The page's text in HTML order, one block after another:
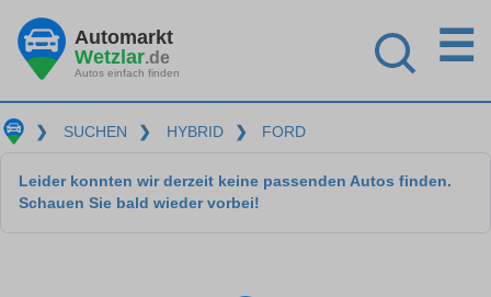
Automarkt
Wetzlar.de
Autos einfach finden
☰
❯ SUCHEN ❯ HYBRID ❯ FORD
Leider konnten wir derzeit keine passenden Autos finden.
Schauen Sie bald wieder vorbei!